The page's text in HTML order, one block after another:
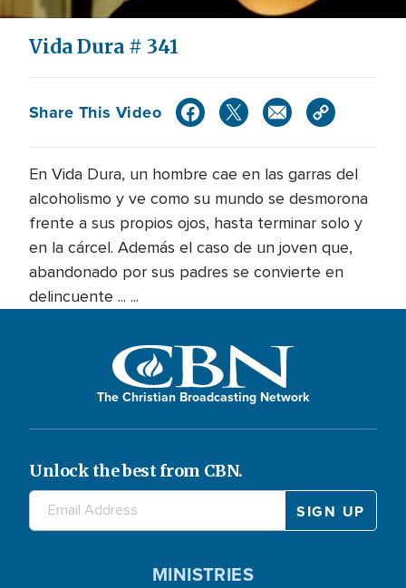
Vida Dura # 341
Share This Video
En Vida Dura, un hombre cae en las garras del
alcoholismo y ve como su mundo se desmorona
frente a sus propios ojos, hasta terminar solo y
en la cárcel. Además el caso de un joven que,
abandonado por sus padres se convierte en
delincuente ... ...
The Christian Broadcasting Network
Unlock the best from CBN.
MINISTRIES